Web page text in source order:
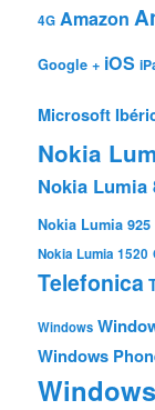
4G Amazon
Google + iOS
Microsoft
Nokia
Nokia Lumia
Nokia Lumia 925
Nokia Lumia 1520
Telefonica
Windows
Windows